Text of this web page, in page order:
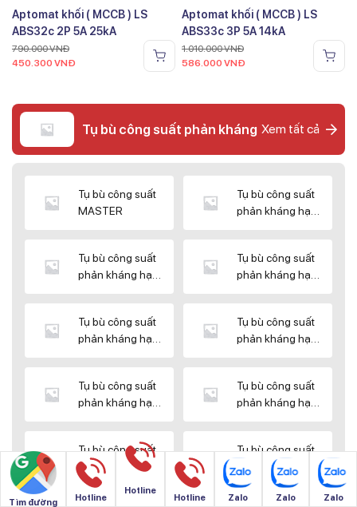
Aptomat khối ( MCCB ) LS
ABS32c 2P 5A 25kA
790.000VNĐ
450.300 VNĐ
Aptomat khối ( MCCB ) LS
ABS33c 3P 5A 14kA
1.010.000VNĐ
586.000 VNĐ
Tụ bù công suất phản kháng Xem tất cả
Tụ bù công suất
MASTER
Tụ bù công suất
phản kháng hạ
Tụ bù công suất
phản kháng hạ
Tụ bù công suất
phản kháng hạ
Tụ bù công suất
phản kháng hạ
Tụ bù công suất
phản kháng hạ
Tụ bù công suất
phản kháng hạ
Tụ bù công suất
phản kháng hạ
Tụ bù công suất
phản kháng hạ
thế SHIZUKI
Tụ bù công suất
phản kháng hạ
thế SINO
Tìm đường Hotline
Hotline
Hotline Zalo Zalo Zalo